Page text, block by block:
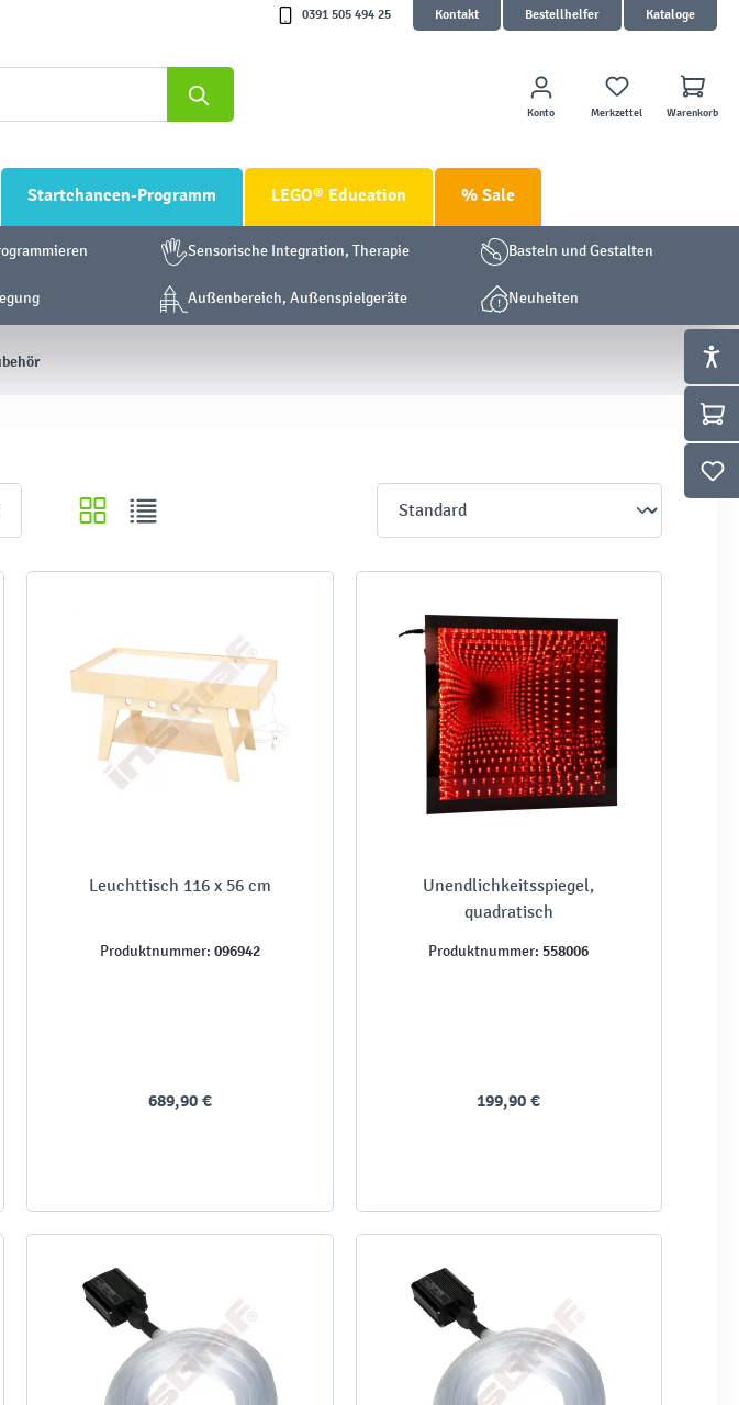
0391 505 494 25 Kontakt Bestellhelfer Kataloge
Konto Merkzettel Warenkorb
Startchancen-Programm LEGO® Education % Sale
Sensorische Integration, Therapie Basteln und Gestalten
Außenbereich, Außenspielgeräte Neuheiten
Leuchttisch 116 x 56 cm
Produktnummer: 096942
689,90 €
Unendlichkeitsspiegel,
quadratisch
Produktnummer: 558006
199,90 €